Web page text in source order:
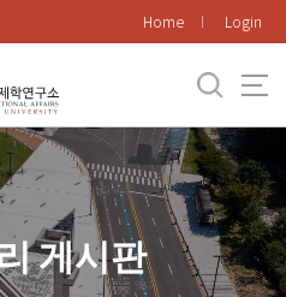
Home Login
게시판